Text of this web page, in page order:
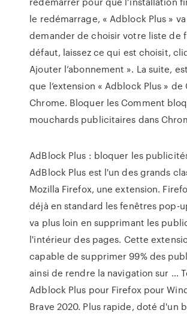
le redémarrage, « Adblock Plus »
demander de choisir votre liste de
défaut, laissez ce qui est choisit,
Ajouter l’abonnement ». La suite,
que l’extension « Adblock Plus » de
Chrome. Bloquer les Comment
mouchards publicitaires dans
AdBlock Plus : bloquer les
AdBlock Plus est l'un des grands
Mozilla Firefox, une extension.
déjà en standard les fenêtres pop-
va plus loin en supprimant les
l'intérieur des pages. Cette
capable de supprimer 99% des
ainsi de rendre la navigation sur …
Adblock Plus pour Firefox pour
Brave 2020. Plus rapide, doté d'un